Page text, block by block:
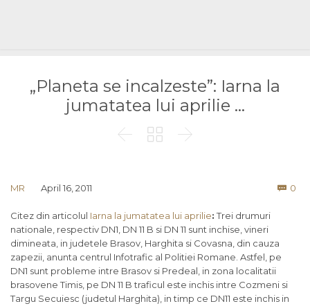
„Planeta se incalzeste”: Iarna la
jumatatea lui aprilie …
  
MR April 16, 2011  0
Citez din articolul Iarna la jumatatea lui aprilie:Trei drumuri
nationale, respectiv DN1, DN 11 B si DN 11 sunt inchise, vineri
dimineata, in judetele Brasov, Harghita si Covasna, din cauza
zapezii, anunta centrul Infotrafic al Politiei Romane. Astfel, pe
DN1 sunt probleme intre Brasov si Predeal, in zona localitatii
brasovene Timis, pe DN 11 B traficul este inchis intre Cozmeni si
Targu Secuiesc (judetul Harghita), in timp ce DN11 este inchis in